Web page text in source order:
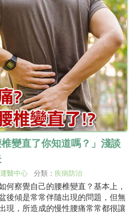
椎變直了你知道嗎？」淺談
醫中心 分類： 疾病防治
何察覺自己的腰椎變直？基本上，
後傾是常常伴隨出現的問題，但無
現，所造成的慢性腰痛常常都很讓